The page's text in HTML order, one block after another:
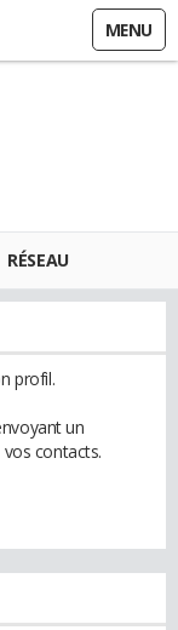
MENU
RÉSEAU
profil.
un
contacts.